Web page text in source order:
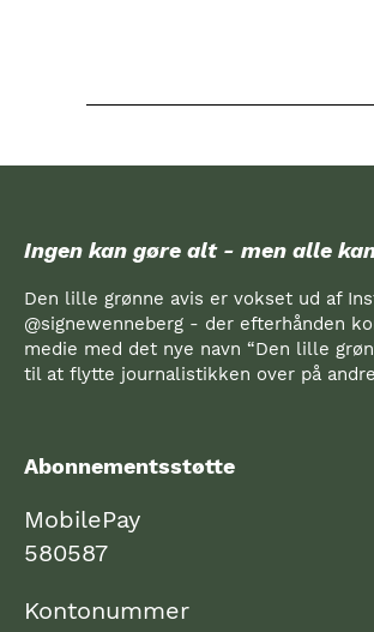
Ingen kan gøre alt - men alle
Den lille grønne avis er vokset ud af
@signewenneberg - der efterhånden
medie med det nye navn “Den lille
til at flytte journalistikken over på
Abonnementsstøtte
MobilePay
580587
Kontonummer